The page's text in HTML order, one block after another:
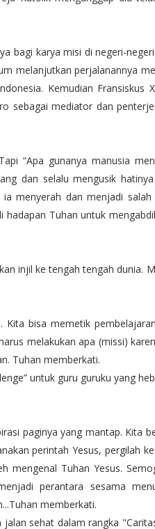
bagi karya misi di negeri-
melanjutkan perjalanannya
Kemudian Fransiskus
sebagai mediator dan
“Apa gunanya manusia
dan selalu mengusik
menyerah dan menjadi
Tuhan untuk
injil ke tengah tengah dunia.
Kita bisa memetik
melakukan apa (missi)
Tuhan memberkati.
untuk guru guruku yang
paginya yang mantap. Kita
perintah Yesus, pergilah
mengenal Tuhan Yesus.
perantara sesama
memberkati.
sehat dalam rangka